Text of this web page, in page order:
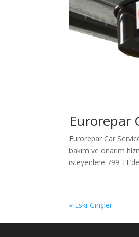
Eurorepar
Eurorepar Car
bakım ve onarım
isteyenlere 799
« Eski Girişler